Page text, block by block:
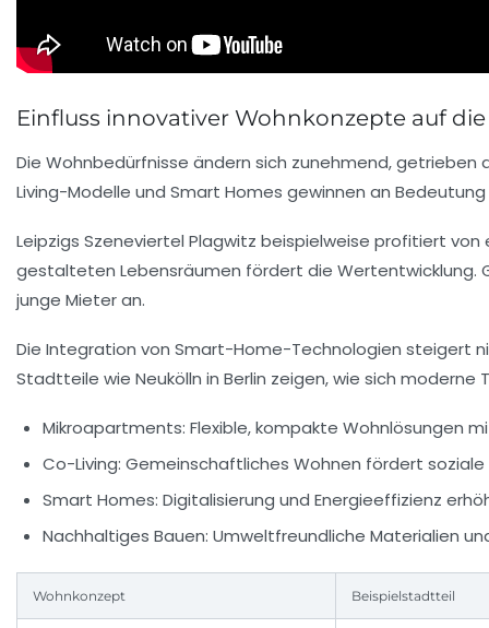
Einfluss innovativer Wohnkonzepte auf
Die Wohnbedürfnisse ändern sich zunehmend,
Living-Modelle und Smart Homes gewinnen an
Leipzigs Szeneviertel Plagwitz beispielweise profitiert
gestalteten Lebensräumen fördert die Wertentwicklung.
junge Mieter an.
Die Integration von Smart-Home-Technologien steigert
Stadtteile wie Neukölln in Berlin zeigen, wie sich
Mikroapartments: Flexible, kompakte Wohnlösungen
Co-Living: Gemeinschaftliches Wohnen fördert
Smart Homes: Digitalisierung und Energieeffizienz
Nachhaltiges Bauen: Umweltfreundliche Materialien
Wohnkonzept Beispielstadtteil